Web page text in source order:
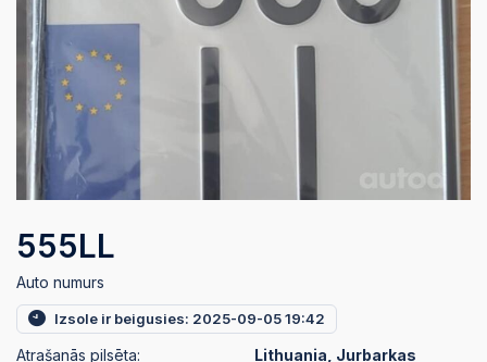
555LL
Auto numurs
Izsole ir beigusies: 2025-09-05 19:42
Atrašanās pilsēta:
Lithuania, Jurbarkas